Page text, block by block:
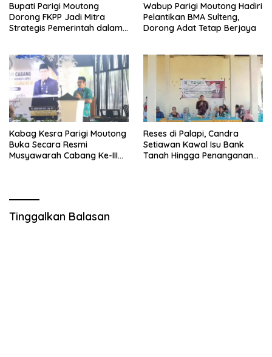
Bupati Parigi Moutong
Dorong FKPP Jadi Mitra
Strategis Pemerintah dalam
Wabup Parigi Moutong Hadiri
Pelantikan BMA Sulteng,
Dorong Adat Tetap Berjaya
Kabag Kesra Parigi Moutong
Buka Secara Resmi
Musyawarah Cabang Ke-III
Reses di Palapi, Candra
Setiawan Kawal Isu Bank
Tanah Hingga Penanganan
Tinggalkan Balasan